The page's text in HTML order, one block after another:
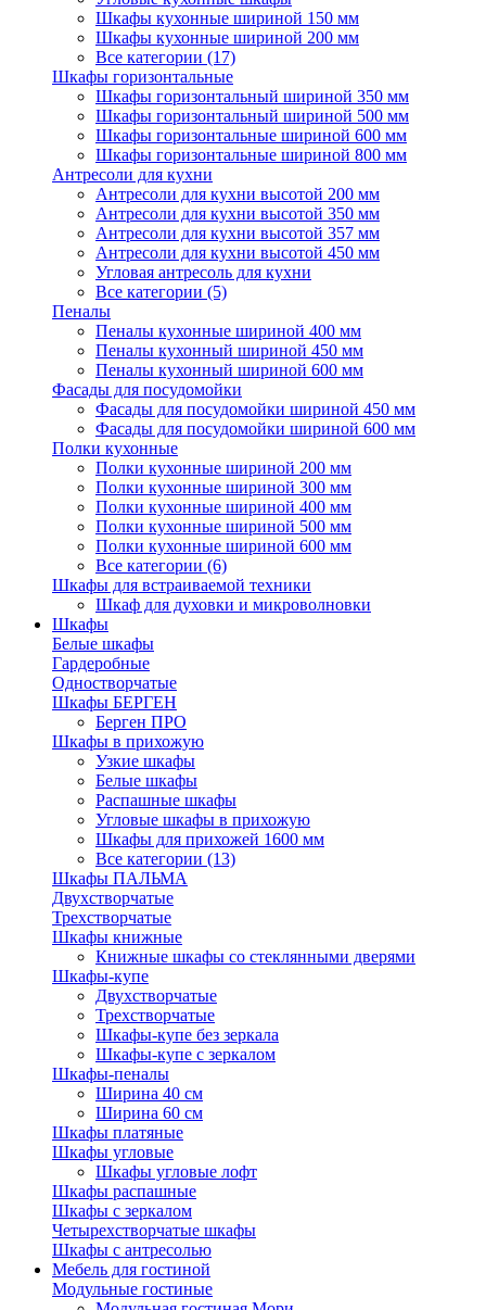
Шкафы кухонные шириной 150 мм
Шкафы кухонные шириной 200 мм
Все категории (17)
Шкафы горизонтальные
Шкафы горизонтальный шириной 350 мм
Шкафы горизонтальный шириной 500 мм
Шкафы горизонтальные шириной 600 мм
Шкафы горизонтальные шириной 800 мм
Антресоли для кухни
Антресоли для кухни высотой 200 мм
Антресоли для кухни высотой 350 мм
Антресоли для кухни высотой 357 мм
Антресоли для кухни высотой 450 мм
Угловая антресоль для кухни
Все категории (5)
Пеналы
Пеналы кухонные шириной 400 мм
Пеналы кухонный шириной 450 мм
Пеналы кухонный шириной 600 мм
Фасады для посудомойки
Фасады для посудомойки шириной 450 мм
Фасады для посудомойки шириной 600 мм
Полки кухонные
Полки кухонные шириной 200 мм
Полки кухонные шириной 300 мм
Полки кухонные шириной 400 мм
Полки кухонные шириной 500 мм
Полки кухонные шириной 600 мм
Все категории (6)
Шкафы для встраиваемой техники
Шкаф для духовки и микроволновки
Шкафы
Белые шкафы
Гардеробные
Одностворчатые
Шкафы БЕРГЕН
Берген ПРО
Шкафы в прихожую
Узкие шкафы
Белые шкафы
Распашные шкафы
Угловые шкафы в прихожую
Шкафы для прихожей 1600 мм
Все категории (13)
Шкафы ПАЛЬМА
Двухстворчатые
Трехстворчатые
Шкафы книжные
Книжные шкафы со стеклянными дверями
Шкафы-купе
Двухстворчатые
Трехстворчатые
Шкафы-купе без зеркала
Шкафы-купе с зеркалом
Шкафы-пеналы
Ширина 40 см
Ширина 60 см
Шкафы платяные
Шкафы угловые
Шкафы угловые лофт
Шкафы распашные
Шкафы с зеркалом
Четырехстворчатые шкафы
Шкафы с антресолью
Мебель для гостиной
Модульные гостиные